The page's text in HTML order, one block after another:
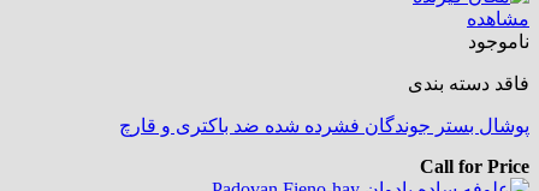
مشاهده
ناموجود
فاقد دسته بندی
پوشال بستر جوندگان فشرده شده ضد باکتری و قارچ
Call for Price